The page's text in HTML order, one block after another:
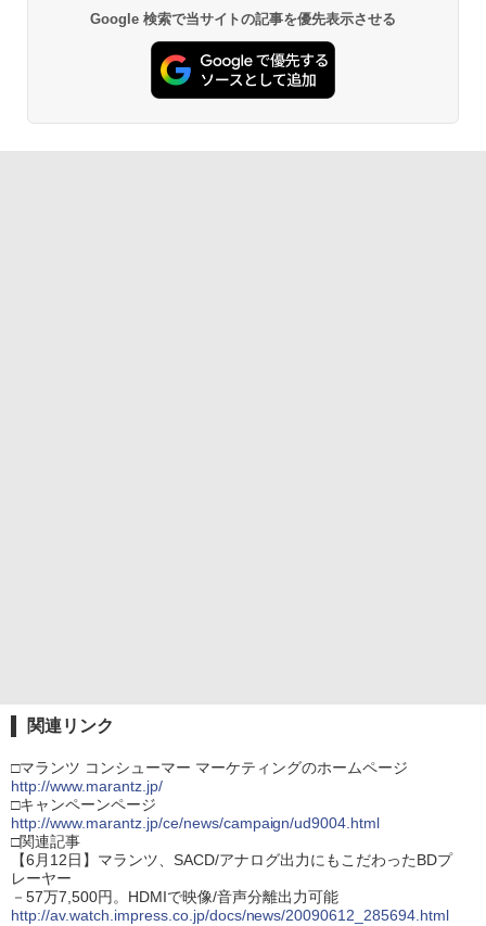
Google 検索で当サイトの記事を優先表示させる
関連リンク
□マランツ コンシューマー マーケティングのホームページ
http://www.marantz.jp/
□キャンペーンページ
http://www.marantz.jp/ce/news/campaign/ud9004.html
□関連記事
【6月12日】マランツ、SACD/アナログ出力にもこだわったBDプ
レーヤー
－57万7,500円。HDMIで映像/音声分離出力可能
http://av.watch.impress.co.jp/docs/news/20090612_285694.html